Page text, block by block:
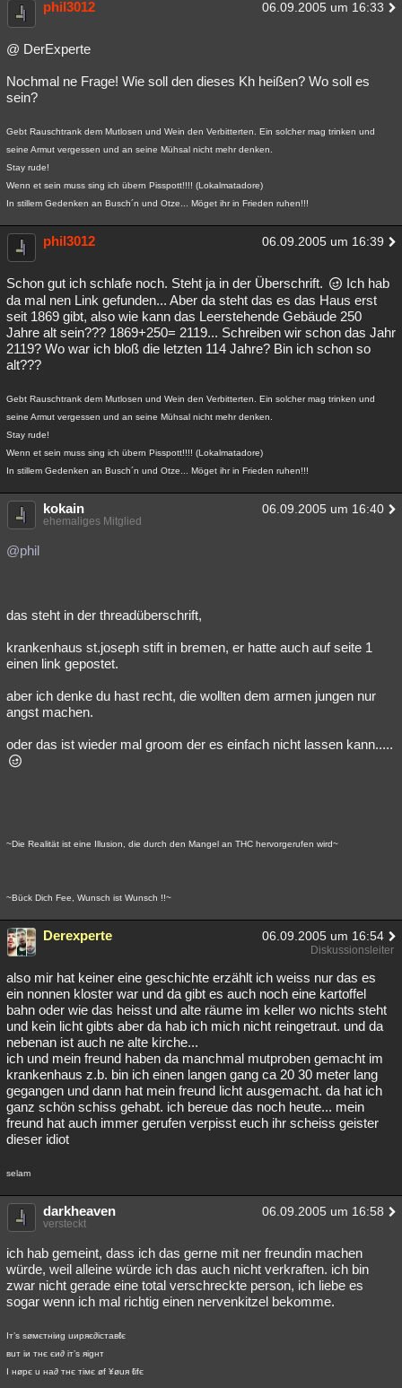
phil3012 06.09.2005 um 16:33
@ DerExperte
Nochmal ne Frage! Wie soll den dieses Kh heißen? Wo soll es
sein?
Gebt Rauschtrank dem Mutlosen und Wein den Verbitterten. Ein solcher mag trinken und
seine Armut vergessen und an seine Mühsal nicht mehr denken.
Stay rude!
Wenn et sein muss sing ich übern Pisspott!!!! (Lokalmatadore)
In stillem Gedenken an Busch´n und Otze... Möget ihr in Frieden ruhen!!!
phil3012 06.09.2005 um 16:39
Schon gut ich schlafe noch. Steht ja in der Überschrift.
Ich hab
da mal nen Link gefunden... Aber da steht das es das Haus erst
seit 1869 gibt, also wie kann das Leerstehende Gebäude 250
Jahre alt sein??? 1869+250= 2119... Schreiben wir schon das Jahr
2119? Wo war ich bloß die letzten 114 Jahre? Bin ich schon so
alt???
Gebt Rauschtrank dem Mutlosen und Wein den Verbitterten. Ein solcher mag trinken und
seine Armut vergessen und an seine Mühsal nicht mehr denken.
Stay rude!
Wenn et sein muss sing ich übern Pisspott!!!! (Lokalmatadore)
In stillem Gedenken an Busch´n und Otze... Möget ihr in Frieden ruhen!!!
kokain 06.09.2005 um 16:40
ehemaliges Mitglied
@phil
das steht in der threadüberschrift,
krankenhaus st.joseph stift in bremen, er hatte auch auf seite 1
einen link gepostet.
aber ich denke du hast recht, die wollten dem armen jungen nur
angst machen.
oder das ist wieder mal groom der es einfach nicht lassen kann.....
~Die Realität ist eine Illusion, die durch den Mangel an THC hervorgerufen wird~
~Bück Dich Fee, Wunsch ist Wunsch !!~
Derexperte 06.09.2005 um 16:54
Diskussionsleiter
also mir hat keiner eine geschichte erzählt ich weiss nur das es
ein nonnen kloster war und da gibt es auch noch eine kartoffel
bahn oder wie das heisst und alte räume im keller wo nichts steht
und kein licht gibts aber da hab ich mich nicht reingetraut. und da
nebenan ist auch ne alte kirche...
ich und mein freund haben da manchmal mutproben gemacht im
krankenhaus z.b. bin ich einen langen gang ca 20 30 meter lang
gegangen und dann hat mein freund licht ausgemacht. da hat ich
ganz schön schiss gehabt. ich bereue das noch heute... mein
freund hat auch immer gerufen verpisst euch ihr scheiss geister
dieser idiot
selam
darkheaven 06.09.2005 um 16:58
versteckt
ich hab gemeint, dass ich das gerne mit ner freundin machen
würde, weil alleine würde ich das auch nicht verkraften. ich bin
zwar nicht gerade eine total verschreckte person, ich liebe es
sogar wenn ich mal richtig einen nervenkitzel bekomme.
Iт’s søмєтнiиg uиpяє∂icтaвℓє
вuт iи тнє єи∂ iт’s яigнт
I нøpє u нa∂ тнє тiмє øf ¥øuя ℓifє